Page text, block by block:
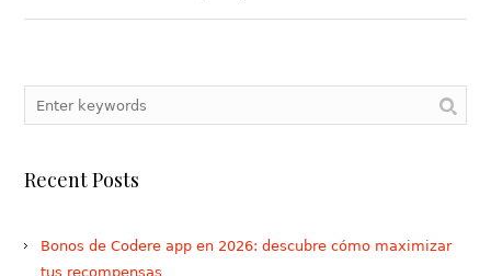
Recent Posts
Bonos de Codere app en 2026: descubre cómo maximizar
tus recompensas